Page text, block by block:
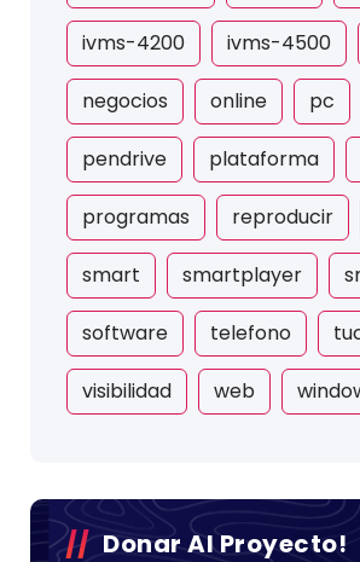
ivms-4200 ivms-4500
negocios online pc
pendrive plataforma
programas reproducir
smart smartplayer
software telefono
visibilidad web
Donar Al Proyecto!